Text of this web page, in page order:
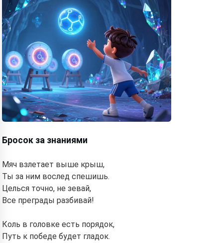
Бросок за знаниями
Мяч взлетает выше крыш,
Ты за ним вослед спешишь.
Целься точно, не зевай,
Все преграды разбивай!
Коль в головке есть порядок,
Путь к победе будет гладок.